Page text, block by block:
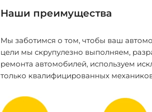
Наши преимущества
Мы заботимся о том, чтобы ваш
цели мы скрупулезно выполняем,
ремонта автомобилей, используем
только квалифицированных